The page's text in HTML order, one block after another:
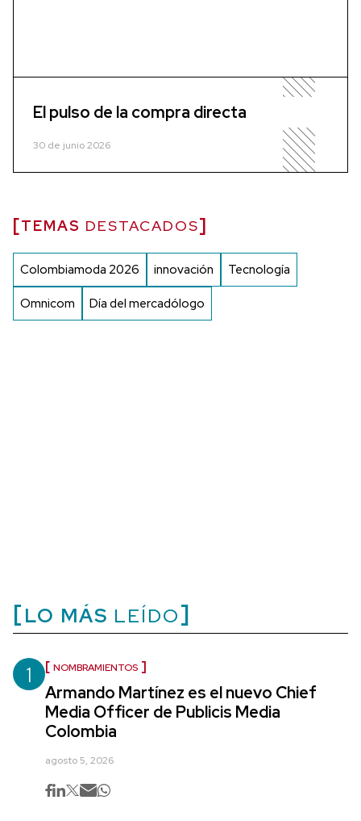
El pulso de la compra directa
30 de junio 2026
TEMAS DESTACADOS
Colombiamoda 2026 innovación Tecnología
Omnicom Día del mercadólogo
LO MÁS LEÍDO
1 NOMBRAMIENTOS
Armando Martínez es el nuevo Chief
Media Officer de Publicis Media
Colombia
agosto 5, 2026